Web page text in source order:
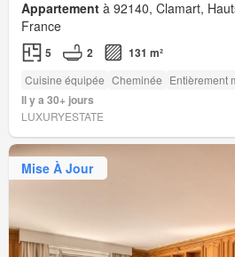
Appartement à 92140, Clamart,
France
5 2 131 m²
Cuisine équipée Cheminée Entièrement
Il y a 30+ jours
LUXURYESTATE
Mise À Jour